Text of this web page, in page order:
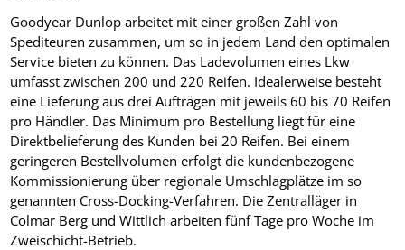
Goodyear Dunlop arbeitet mit einer großen Zahl von
Spediteuren zusammen, um so in jedem Land den optimalen
Service bieten zu können. Das Ladevolumen eines Lkw
umfasst zwischen 200 und 220 Reifen. Idealerweise besteht
eine Lieferung aus drei Aufträgen mit jeweils 60 bis 70 Reifen
pro Händler. Das Minimum pro Bestellung liegt für eine
Direktbelieferung des Kunden bei 20 Reifen. Bei einem
geringeren Bestellvolumen erfolgt die kundenbezogene
Kommissionierung über regionale Umschlagplätze im so
genannten Cross-Docking-Verfahren. Die Zentralläger in
Colmar Berg und Wittlich arbeiten fünf Tage pro Woche im
Zweischicht-Betrieb.